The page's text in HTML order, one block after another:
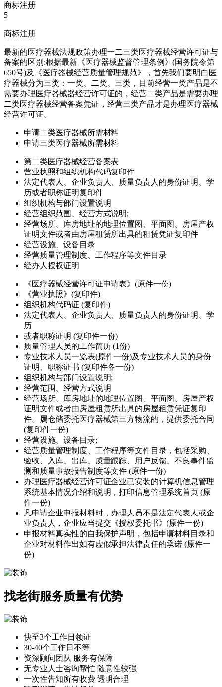
商标注册
5
商标注册
最新的医疗器械法规政策办理一二三类医疗器械经营许可证与
备案的区别:根据最新《医疗器械监督管理条例》(国务院令第
650号)及《医疗器械经营质量管理规范》，首先我们要明白医
疗器械分为三类：一类、二类、三类，目前经营一类产品是不
需要办理医疗器械器经营许可证的，经营二类产品是需要办理
二类医疗器械经营备案凭证，经营三类产品才是办理医疗器械
经营许可证。
申请二类医疗器械所需材料
申请三类医疗器械所需材料
第二类医疗器械经营备案表
营业执照和组织机构代码复印件
法定代表人、企业负责人、质量负责人的身份证明、学
历或者职称证明复印件
组织机构与部门设置说明
经营组织范围、经营方式说明;
经营场所、库房地址的地理位置图、平面图、房屋产权
证明文件或者由房屋租赁所出具的租赁凭证复印件
经营设施、设备目录
经营质量管理制度、工作程序等文件目录
经办人授权证明
《医疗器械经营许可证申请表》(原件一份)
《营业执照》(复印件)
组织机构代码证 (复印件)
法定代表人、企业负责人、质量负责人的身份证明、学
历
或者职称证明 (复印件一份)
质量管理人员的工作简历 (1份)
专业技术人员一览表(原件一份)及专业技术人员的身份
证明、职称证书 (复印件各一份)
组织机构与部门设置说明;
经营范围、经营方式说明
经营场所、库房地址的地理位置图、平面图、房屋产权
证明文件或者由房屋租赁所出具的房屋租赁凭证复印
件。属仓储委托医疗器械第三方物流的，提供委托合同
(复印件一份)
经营设施、设备目录;
经营质量管理制度、工作程序等文件目录，包括采购、
验收、入库、出库、质量跟踪、用户反馈、不良事件监
测和质量事故报告制度等文件 (原件一份)
办理医疗器械经营许可证企业已安装的计算机信息管理
系统基本情况介绍和说明，打印信息管理系统首页 (原
件一份)
凡申请企业申报材料时，办理人员不是法定代表人或企
业负责人，企业应当提交《授权委托书》(原件一份)
申报材料真实性的自我保护声明，包括申请材料目录和
企业对材料作出如有虚假承担法律责任的承诺 (原件一
份)
找老街服务质量有优势
快至3个工作日领证
30-40个工作日不等
资深顾问团队 服务有保障
无专业人士咨询帮忙 随意性较强
一次性告知所有收费 透明合理